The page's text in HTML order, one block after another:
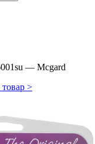
— Mcgard
>